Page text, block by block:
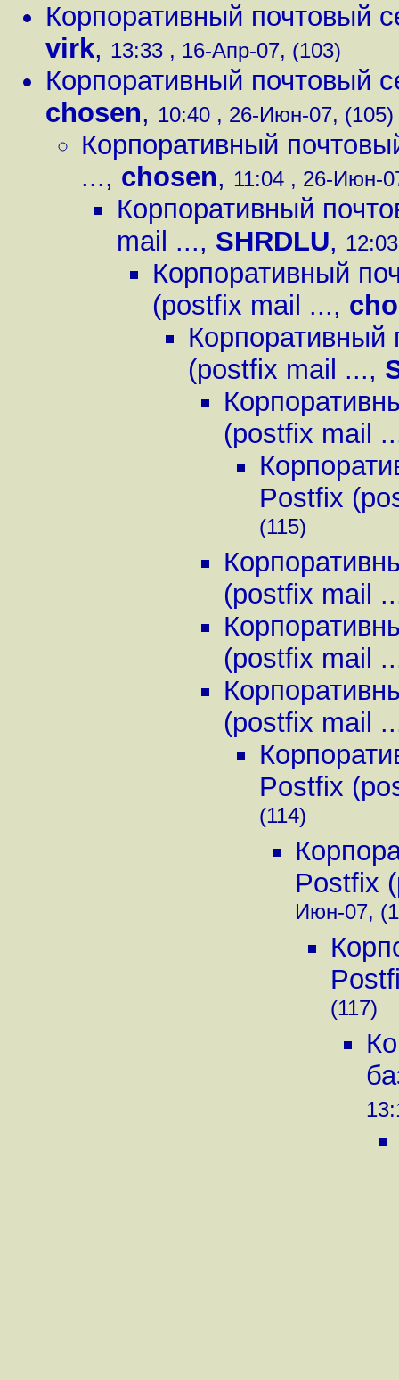
Корпоративный почтовый
virk, 13:33 , 16-Апр-07, (103)
Корпоративный почтовый
chosen, 10:40 , 26-Июн-07, (105)
Корпоративный
..., chosen, 11:04 , 26-Июн-
Корпоративный
mail ..., SHRDLU,
Корпоративный
(postfix mail ...,
Корпоративный
(postfix mail ...,
(postfix mail
Postfix
(115)
(postfix mail
(postfix mail
(postfix mail
Postfix
(114)
Postfix
Июн-07,
(117)